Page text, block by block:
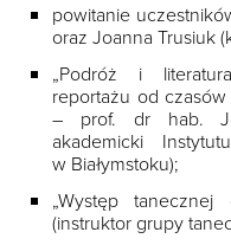
powitanie
oraz Joanna Trusiuk
„Podróż i
reportażu od
– prof. dr hab.
akademicki
w Białymstoku);
„Występ
(instruktor grupy